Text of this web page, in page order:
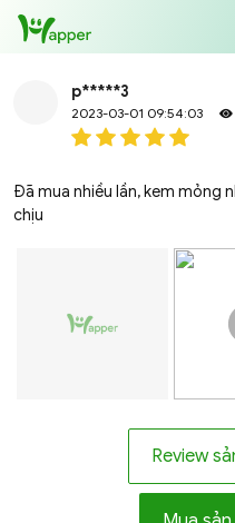
p*****3
2023-03-01 09:54:03
Đã mua nhiều lần, kem mỏng
chịu
Review